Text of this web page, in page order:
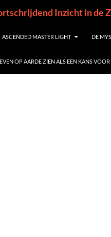
Inzicht in de
ASCENDED MASTER LIGHT DE
OP AARDE ZIEN ALS EEN KANS VOOR